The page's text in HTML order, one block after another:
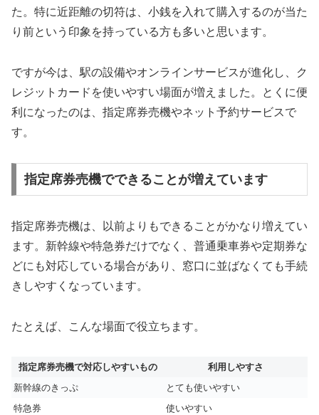
た。特に近距離の切符は、小銭を入れて購入するのが当た
り前という印象を持っている方も多いと思います。
ですが今は、駅の設備やオンラインサービスが進化し、ク
レジットカードを使いやすい場面が増えました。とくに便
利になったのは、指定席券売機やネット予約サービスで
す。
指定席券売機でできることが増えています
指定席券売機は、以前よりもできることがかなり増えてい
ます。新幹線や特急券だけでなく、普通乗車券や定期券な
どにも対応している場合があり、窓口に並ばなくても手続
きしやすくなっています。
たとえば、こんな場面で役立ちます。
指定席券売機で対応しやすいもの
利用しやすさ
新幹線のきっぷ
とても使いやすい
特急券
使いやすい